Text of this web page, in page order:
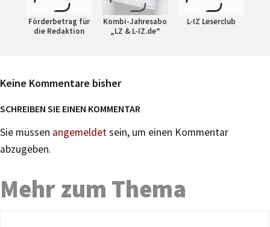
Förderbetrag für
die Redaktion
Kombi-Jahresabo
„LZ & L-IZ.de“
L-IZ Leserclub
Keine Kommentare bisher
SCHREIBEN SIE EINEN KOMMENTAR
Sie müssen angemeldetsein, um einen Kommentar
abzugeben.
Mehr zum Thema